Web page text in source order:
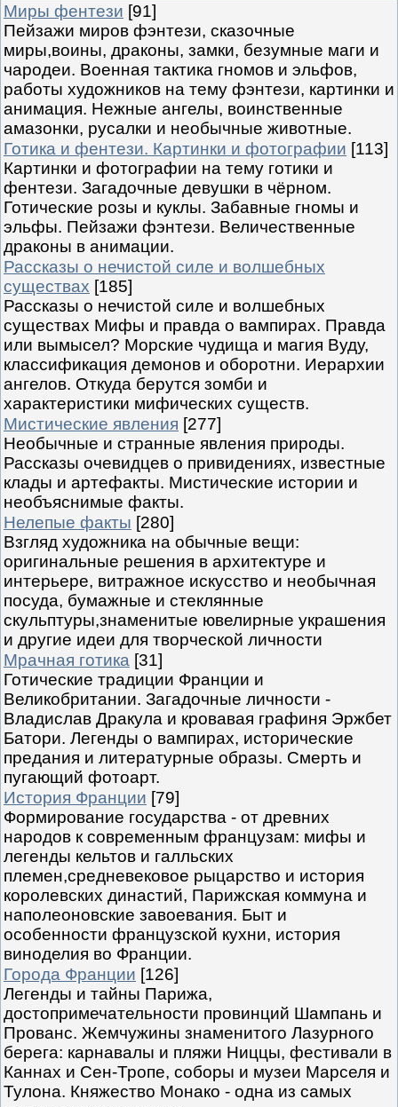
Миры фентези [91]
Пейзажи миров фэнтези, сказочные
миры,воины, драконы, замки, безумные маги и
чародеи. Военная тактика гномов и эльфов,
работы художников на тему фэнтези, картинки и
анимация. Нежные ангелы, воинственные
амазонки, русалки и необычные животные.
Готика и фентези. Картинки и фотографии [113]
Картинки и фотографии на тему готики и
фентези. Загадочные девушки в чёрном.
Готические розы и куклы. Забавные гномы и
эльфы. Пейзажи фэнтези. Величественные
драконы в анимации.
Рассказы о нечистой силе и волшебных
существах [185]
Рассказы о нечистой силе и волшебных
существах Мифы и правда о вампирах. Правда
или вымысел? Морские чудища и магия Вуду,
классификация демонов и оборотни. Иерархии
ангелов. Откуда берутся зомби и
характеристики мифических существ.
Мистические явления [277]
Необычные и странные явления природы.
Рассказы очевидцев о привидениях, известные
клады и артефакты. Мистические истории и
необъяснимые факты.
Нелепые факты [280]
Взгляд художника на обычные вещи:
оригинальные решения в архитектуре и
интерьере, витражное искусство и необычная
посуда, бумажные и стеклянные
скульптуры,знаменитые ювелирные украшения
и другие идеи для творческой личности
Мрачная готика [31]
Готические традиции Франции и
Великобритании. Загадочные личности -
Владислав Дракула и кровавая графиня Эржбет
Батори. Легенды о вампирах, исторические
предания и литературные образы. Смерть и
пугающий фотоарт.
История Франции [79]
Формирование государства - от древних
народов к современным французам: мифы и
легенды кельтов и галльских
племен,средневековое рыцарство и история
королевских династий, Парижская коммуна и
наполеоновские завоевания. Быт и
особенности французской кухни, история
виноделия во Франции.
Города Франции [126]
Легенды и тайны Парижа,
достопримечательности провинций Шампань и
Прованс. Жемчужины знаменитого Лазурного
берега: карнавалы и пляжи Ниццы, фестивали в
Каннах и Сен-Тропе, соборы и музеи Марселя и
Тулона. Княжество Монако - одна из самых